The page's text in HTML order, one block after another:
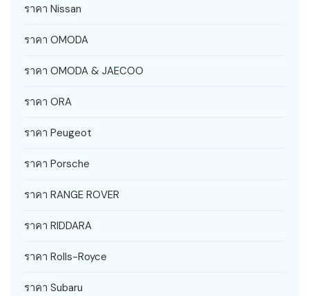
ราคา Nissan
ราคา OMODA
ราคา OMODA & JAECOO
ราคา ORA
ราคา Peugeot
ราคา Porsche
ราคา RANGE ROVER
ราคา RIDDARA
ราคา Rolls-Royce
ราคา Subaru